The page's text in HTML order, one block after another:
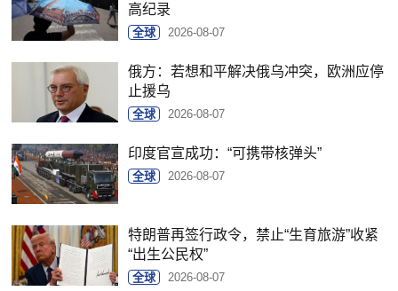
高纪录
全球 2026-08-07
俄方：若想和平解决俄乌冲突，欧洲应停
止援乌
全球 2026-08-07
印度官宣成功：“可携带核弹头”
全球 2026-08-07
特朗普再签行政令，禁止“生育旅游”收紧
“出生公民权”
全球 2026-08-07